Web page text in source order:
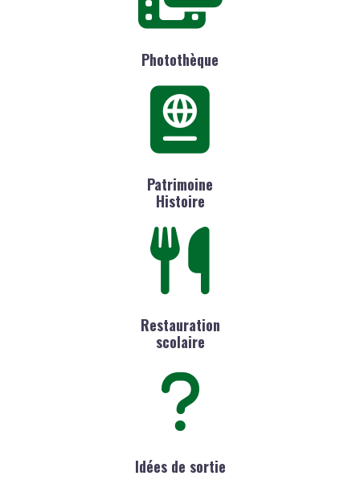
Photothèque
Patrimoine
Histoire
Restauration
scolaire
Idées de sortie